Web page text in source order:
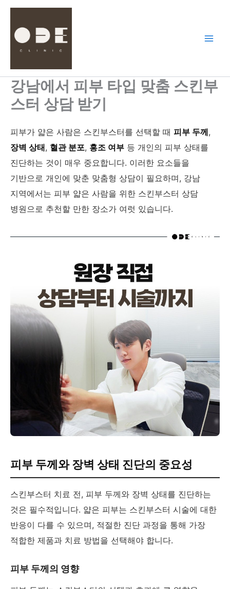
뛰 강남에서 피부 타입 맞춤 스킨부
스터 상담 받기
피부가 얇은 사람은 스킨부스터를 선택할 때 피부 두께,
장벽 상태, 혈관 분포, 홍조 여부 등 개인의 피부 상태를
진단하는 것이 매우 중요합니다. 이러한 요소들을
기반으로 개인에 맞춘 맞춤형 상담이 필요하며, 강남
지역에서는 피부 얇은 사람을 위한 스킨부스터 상담
병원으로 추천할 만한 장소가 여럿 있습니다.
피부 두께와 장벽 상태 진단의 중요성
스킨부스터 치료 전, 피부 두께와 장벽 상태를 진단하는
것은 필수적입니다. 얇은 피부는 스킨부스터 시술에 대한
반응이 다를 수 있으며, 적절한 진단 과정을 통해 가장
적합한 제품과 치료 방법을 선택해야 합니다.
피부 두께의 영향